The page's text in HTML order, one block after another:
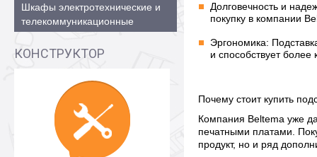
Шкафы электротехнические и
телекоммуникационные
КОНСТРУКТОР
Долговечность и
покупку в компании
Эргономика:
и способствует
Почему стоит купить
Компания Beltema уже
печатными платами.
продукт, но и ряд